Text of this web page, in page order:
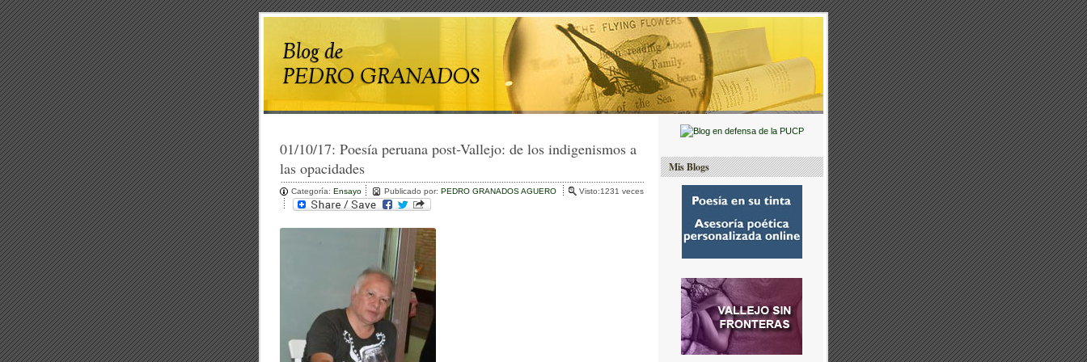
01/10/17: Poesía peruana post-Vallejo: de los indigenismos a
las opacidades
Categoría: Ensayo Publicado por: PEDRO GRANADOS AGUERO Visto:1231 veces
Mis Blogs